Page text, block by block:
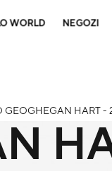
WORLD NEGOZI
GEOGHEGAN HART -